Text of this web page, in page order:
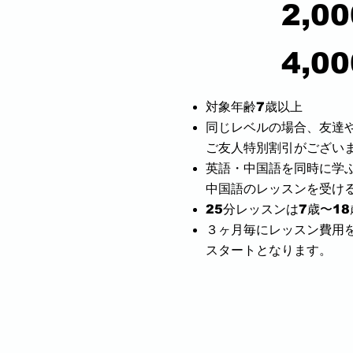
対象年齢7歳以上
同じレベルの場合、友達
ご友人特別 割引がござい
英語・中国語を同時に学
中国語のレッスンを受け
25分レッスンは7歳〜18
３ヶ月毎にレッスン費用
スタートとなります。